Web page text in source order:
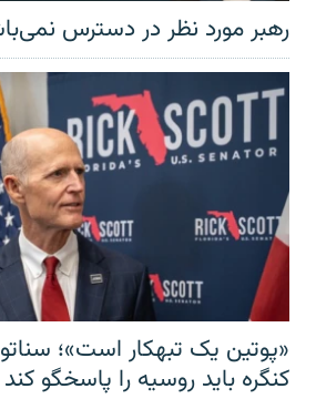
رهبر مورد نظر در دسترس
«پوتین یک تبهکار است»؛
کنگره باید روسیه را پاسخگو کند